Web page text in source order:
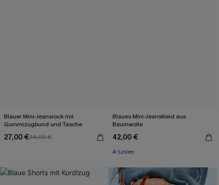
Blauer Mini-Jeansrock mit
Gummizugbund und Tasche
27,00 €34,00 €
Blaues Mini-Jeanskleid aus
Baumwolle
42,00 €
A-Linien